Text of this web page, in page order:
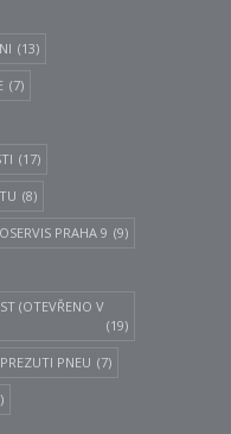
(13)
(7)
(17)
(8)
PRAHA 9 (9)
(OTEVŘENO V
(19)
PNEU (7)